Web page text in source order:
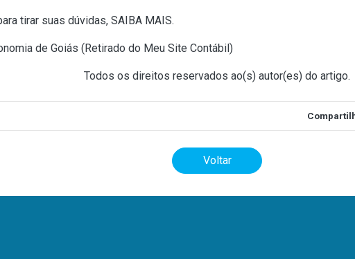
tirar suas dúvidas, SAIBA MAIS.
de Goiás (Retirado do Meu Site Contábil)
Todos os direitos reservados ao(s) autor(es) do artigo.
Voltar